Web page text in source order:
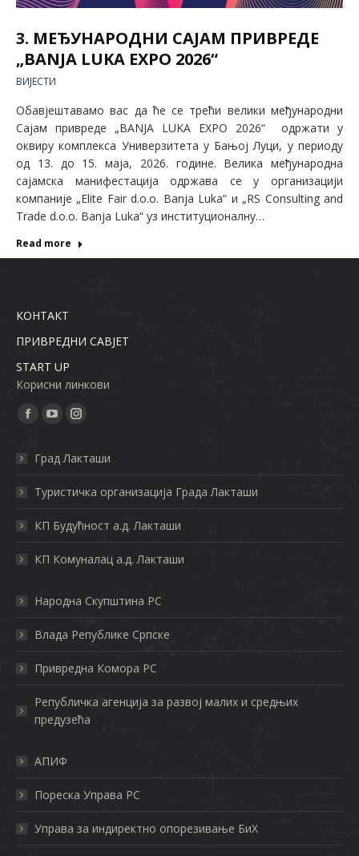
3. МЕЂУНАРОДНИ САЈАМ ПРИВРЕДЕ
„BANJA LUKA EXPO 2026“
ВИЈЕСТИ
Обавјештавамо вас да ће се трећи велики међународни
Сајам привреде „BANJA LUKA EXPO 2026“ одржати у
оквиру комплекса Универзитета у Бањој Луци, у периоду
од 13. до 15. маја, 2026. године. Велика међународна
сајамска манифестација одржава се у организацији
компаније „Elite Fair d.o.o. Banja Luka“ и „RS Consulting and
Trade d.o.o. Banja Luka“ уз институционалну…
Read more
КОНТАКТ
ПРИВРЕДНИ САВЈЕТ
START UP
Кoрисни линкoви
Find us on:
Facebook
opens
in
window
YouTube
opens
window
Instagram
opens
window
Град Лакташи
Туристичка организација Града Лактaши
КП Будућност а.д. Лакташи
КП Комуналац а.д. Лакташи
Нaрoднa Скупштинa РС
Влaдa Рeпубликe Српскe
Приврeднa Кoмoрa РС
Рeпубличкa aгeнциja зa рaзвoj мaлих и срeдњих
прeдузeћa
АПИФ
Пореска Управа РС
Управа за индиректно опорезивање БиХ